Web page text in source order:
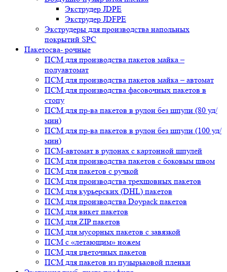
Экструдер JDPE
Экструдер JDFPE
Экструдеры для производства напольных
покрытий SPC
Пакетосва- рочные
ПСМ для производства пакетов майка –
полуавтомат
ПСМ для производства пакетов майка – автомат
ПСМ для производства фасовочных пакетов в
стопу
ПСМ для пр-ва пакетов в рулон без шпули (80 уд/
мин)
ПСМ для пр-ва пакетов в рулон без шпули (100 уд/
мин)
ПСМ-автомат в рулонах с картонной шпулей
ПСМ для производства пакетов с боковым швом
ПСМ для пакетов с ручкой
ПСМ для производства трехшовных пакетов
ПСМ для курьерских (DHL) пакетов
ПСМ для производства Doypack пакетов
ПСМ для викет пакетов
ПСМ для ZIP пакетов
ПСМ для мусорных пакетов с завязкой
ПСМ с «летающим» ножем
ПСМ для цветочных пакетов
ПСМ для пакетов из пузырьковой пленки